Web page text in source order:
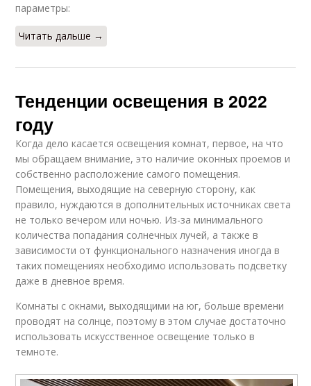
параметры:
Читать дальше →
Тенденции освещения в 2022
году
Когда дело касается освещения комнат, первое, на что
мы обращаем внимание, это наличие оконных проемов и
собственно расположение самого помещения.
Помещения, выходящие на северную сторону, как
правило, нуждаются в дополнительных источниках света
не только вечером или ночью. Из-за минимального
количества попадания солнечных лучей, а также в
зависимости от функционального назначения иногда в
таких помещениях необходимо использовать подсветку
даже в дневное время.
Комнаты с окнами, выходящими на юг, больше времени
проводят на солнце, поэтому в этом случае достаточно
использовать искусственное освещение только в
темноте.